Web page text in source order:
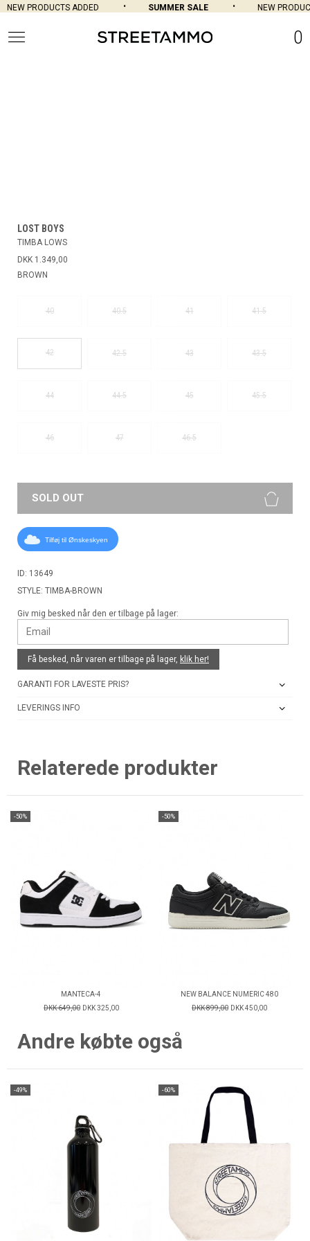
NEW PRODUCTS ADDED SUMMER SALE NEW
0
LOST BOYS
TIMBA LOWS
DKK 1.349,00
BROWN
40 40.5 41 41.5
42 42.5 43 43.5
44 44.5 45 45.5
46 47 46.5
SOLD OUT
Tilføj til Ønskeskyen
ID: 13649
STYLE: TIMBA-BROWN
Giv mig besked når den er tilbage på lager:
Få besked, når varen er tilbage på lager, klik her!
GARANTI FOR LAVESTE PRIS?
LEVERINGS INFO
Relaterede produkter
-50%
MANTECA-4
DKK 649,00 DKK 325,00
-50%
NEW BALANCE NUMERIC 480
DKK 899,00 DKK 450,00
Andre købte også
-49% -60%